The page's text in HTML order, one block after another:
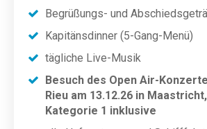
Begrüßungs- und
Kapitänsdinner (5-Gang-Menü)
tägliche Live-Musik
Besuch des Open Air-
Rieu am 13.12.26 in
Kategorie 1 inklusive